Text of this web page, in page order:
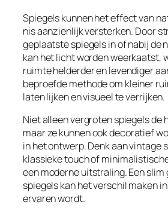
Spiegels kunnen het effect van
nis aanzienlijk versterken. Door
geplaatste spiegels in of nabij de
kan het licht worden weerkaatst,
ruimte helderder en levendiger
beproefde methode om kleiner
laten lijken en visueel te verrijken.
Niet alleen vergroten spiegels de
maar ze kunnen ook decoratief
in het ontwerp. Denk aan vintage
klassieke touch of
een moderne uitstraling. Een slim
spiegels kan het verschil maken
ervaren wordt.